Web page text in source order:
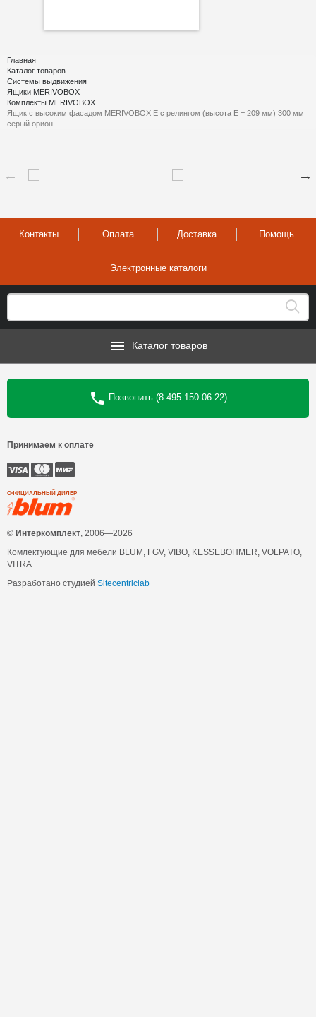
Главная
Каталог товаров
Системы выдвижения
Ящики MERIVOBOX
Комплекты MERIVOBOX
Ящик с высоким фасадом MERIVOBOX Е с релингом (высота Е = 209 мм) 300 мм
серый орион
Контакты Оплата Доставка Помощь
Электронные каталоги
Каталог товаров
Позвонить (8 495 150-06-22)
Принимаем к оплате
ОФИЦИАЛЬНЫЙ ДИЛЕР
© Интеркомплект , 2006—2026
Комлектующие для мебели BLUM, FGV, VIBO, KESSEBOHMER, VOLPATO,
VITRA
Разработано студией Sitecentriclab